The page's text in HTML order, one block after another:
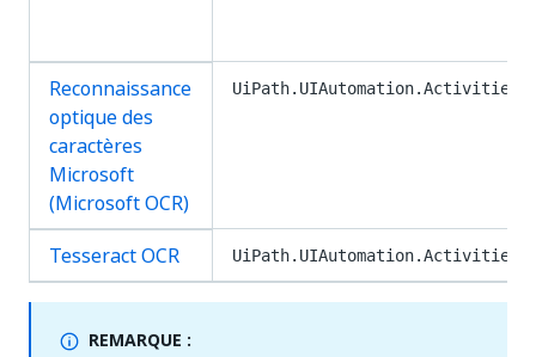
Reconnaissance
optique des
caractères
Microsoft
(Microsoft OCR)
UiPath.UIAutomation.Activities
Tesseract OCR UiPath.UIAutomation.Activities
REMARQUE :